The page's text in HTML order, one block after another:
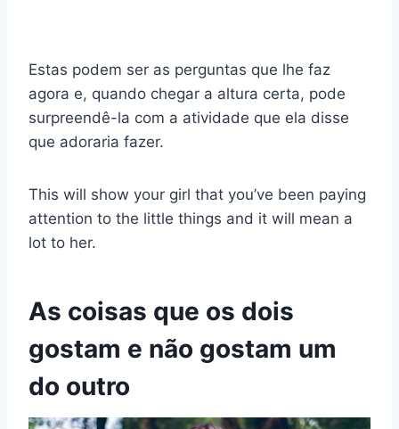
Estas podem ser as perguntas que lhe faz
agora e, quando chegar a altura certa, pode
surpreendê-la com a atividade que ela disse
que adoraria fazer.
This will show your girl that you’ve been paying
attention to the little things and it will mean a
lot to her.
As coisas que os dois
gostam e não gostam um
do outro